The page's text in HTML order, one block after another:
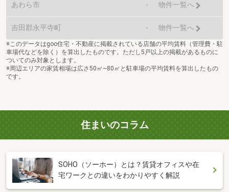
あわら市 - 物件一覧へ
吉田郡永平寺町 - 物件一覧へ
※このデータはgoo住宅・不動産に掲載されている店舗の平均賃料（管理費・駐
車場代などを除く）を算出したものです。ただし5戸以上の掲載があるものに
ついてのみ対象とします。
※周辺エリアの家賃相場は広さ50㎡~80㎡と駐車場の平均賃料を算出したもの
です。
住まいのコラム
SOHO（ソーホー）とは？賃貸オフィスや在
宅ワークとの違いをわかりやすく解説